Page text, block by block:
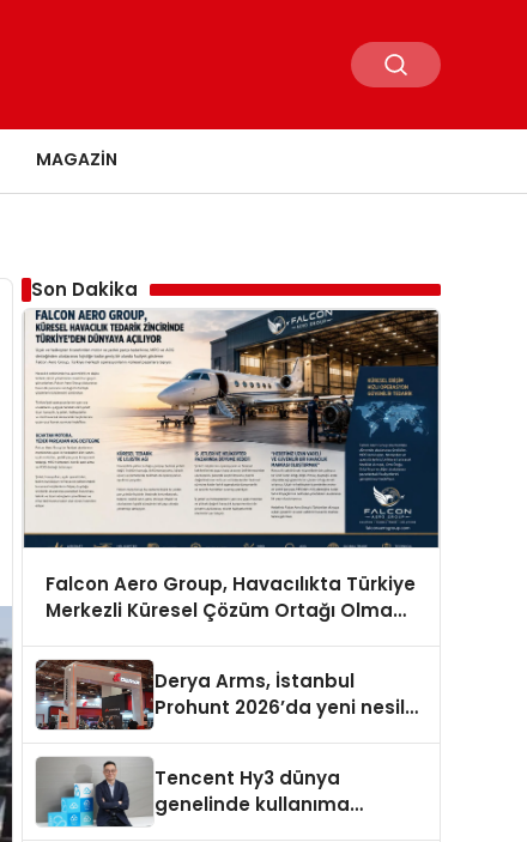
MAGAZIN
Son Dakika
Falcon Aero Group, Havacılıkta Türkiye
Merkezli Küresel Çözüm Ortağı Olma
Derya Arms, İstanbul
Prohunt 2026’da yeni nesil
Tencent Hy3 dünya
genelinde kullanıma